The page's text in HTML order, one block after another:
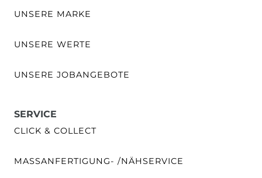
UNSERE MARKE
UNSERE WERTE
UNSERE JOBANGEBOTE
SERVICE
CLICK & COLLECT
MASSANFERTIGUNG- /NÄHSERVICE